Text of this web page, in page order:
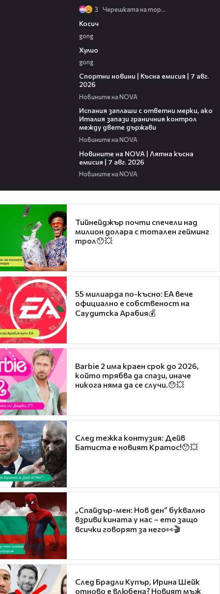
3 Черешката на тортата
Косич
gong
Хулио
gong
Спортни новини | Късна емисия | 7 авг.
2026
Новините на NOVA
Испания заплаши с ответни мерки, ако
Италия запази граничния контрол
между двете държави
Новините на NOVA
Новините на NOVA | Лятна късна
емисия | 7 авг. 2026
Новините на NOVA
Тийнейджър почти спечели над
милион долара с тотален гейминг
трол😯💥
55 милиарда по-късно: EA вече
официално е собственост на
Саудитска Арабия💰
Barbie 2 има краен срок до 2026,
който трябва да спази, иначе
никога няма да се случи.😯💥
След тежка контузия: Дейв
Батиста е новият Кратос!😯💥
„Спайдър-мен: Нов ден“ буквално
взриви кината у нас – ето защо
всички говорят за него👀🎬
След Брадли Купър, Ирина Шейк
отново е влюбена? Новият мъж